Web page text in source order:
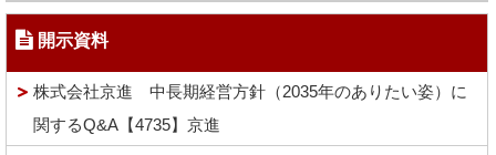
開示資料
株式会社京進 中長期経営方針（2035年のありたい姿）に
関するQ&A【4735】京進